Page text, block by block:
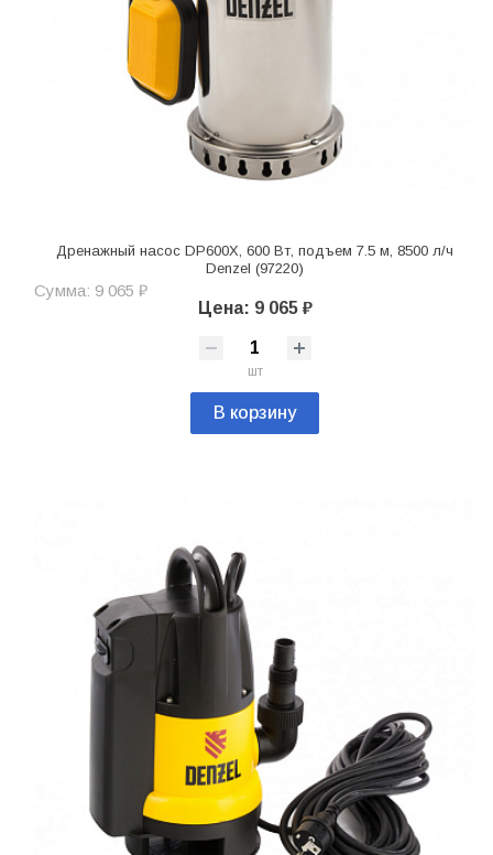
Дренажный насос DP600X, 600 Вт, подъем 7.5 м, 8500 л/ч
Denzel (97220)
Сумма: 9 065 ₽
Цена: 9 065 ₽
шт
В корзину